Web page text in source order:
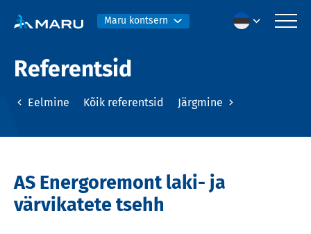
Maru kontsern
Referentsid
Eelmine Kõik referentsid Järgmine
AS Energoremont laki- ja
värvikatete tsehh